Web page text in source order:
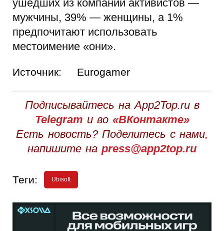
ушедших из компании активистов —
мужчины, 39% — женщины, а 1%
предпочитают использовать
местоимение «они».
Источник: Eurogamer
Подписывайтесь на App2Top.ru в
Telegram и во «ВКонтакте»
Есть новость? Поделитесь с нами,
напишите на press@app2top.ru
Теги: Ubisoft